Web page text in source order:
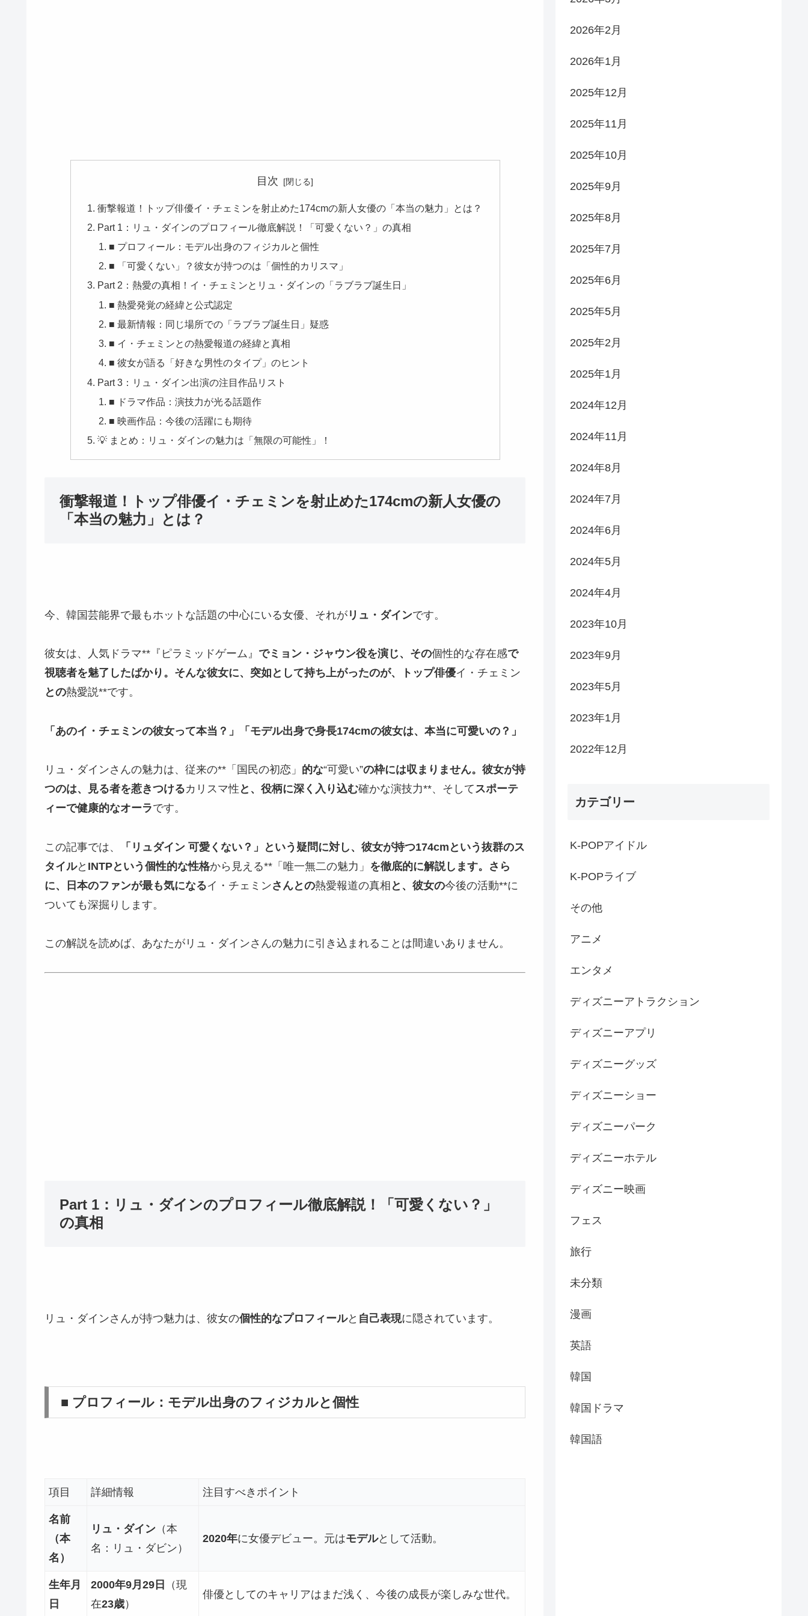
目次
衝撃報道！トップ俳優イ・チェミンを射止めた174cmの新人女優の「本当の魅力」とは？
Part 1：リュ・ダインのプロフィール徹底解説！「可愛くない？」の真相
■ プロフィール：モデル出身のフィジカルと個性
■ 「可愛くない」？彼女が持つのは「個性的カリスマ」
Part 2：熱愛の真相！イ・チェミンとリュ・ダインの「ラブラブ誕生日」
​■ 熱愛発覚の経緯と公式認定
​■ 最新情報：同じ場所での「ラブラブ誕生日」疑惑
■ イ・チェミンとの熱愛報道の経緯と真相
■ 彼女が語る「好きな男性のタイプ」のヒント
Part 3：リュ・ダイン出演の注目作品リスト
■ ドラマ作品：演技力が光る話題作
■ 映画作品：今後の活躍にも期待
💡 まとめ：リュ・ダインの魅力は「無限の可能性」！
衝撃報道！トップ俳優イ・チェミンを射止めた174cmの新人女優の
「本当の魅力」とは？
今、韓国芸能界で最もホットな話題の中心にいる女優、それが リュ・ダインです。
彼女は、人気ドラマ**『ピラミッドゲーム』 でミョン・ジャウン役を演じ、その個性的な存在感で
視聴者を魅了したばかり。そんな彼女に、突如として持ち上がったのが、トップ俳優イ・チェミン
との熱愛説**です。
「あのイ・チェミンの彼女って本当？」「モデル出身で身長174cmの彼女は、本当に可愛いの？」
リュ・ダインさんの魅力は、従来の**「国民の初恋」 的な“可愛い”の枠には収まりません。彼女が持
つのは、見る者を惹きつけるカリスマ性 と、役柄に深く入り込む確かな演技力**、そしてスポーテ
ィーで健康的なオーラです。
この記事では、
「リュダイン 可愛くない？」という疑問に対し、彼女が持つ174cmという抜群のス
タイルと INTPという個性的な性格から見える**「唯一無二の魅力」 を徹底的に解説します。さら
に、日本のファンが最も気になるイ・チェミンさんとの熱愛報道の真相 と、彼女の今後の活動**に
ついても深掘りします。
この解説を読めば、あなたがリュ・ダインさんの魅力に引き込まれることは間違いありません。
Part 1：リュ・ダインのプロフィール徹底解説！「可愛くない？」
の真相
リュ・ダインさんが持つ魅力は、彼女の個性的なプロフィールと 自己表現に隠されています。
■ プロフィール：モデル出身のフィジカルと個性
項目 詳細情報 注目すべきポイント
名前
（本
名）
リュ・ダイン （本
名：リュ・ダビン）
2020年に女優デビュー。元はモデルとして活動。
生年月
日
2000年9月29日
（現
在23歳）
俳優としてのキャリアはまだ浅く、今後の成長が楽しみな世代。
2026年2月
2026年1月
2025年12月
2025年11月
2025年10月
2025年9月
2025年8月
2025年7月
2025年6月
2025年5月
2025年2月
2025年1月
2024年12月
2024年11月
2024年8月
2024年7月
2024年6月
2024年5月
2024年4月
2023年10月
2023年9月
2023年5月
2023年1月
2022年12月
カテゴリー
K-POPアイドル
K-POPライブ
その他
アニメ
エンタメ
ディズニーアトラクション
ディズニーアプリ
ディズニーグッズ
ディズニーショー
ディズニーパーク
ディズニーホテル
ディズニー映画
フェス
旅行
未分類
漫画
英語
韓国
韓国ドラマ
韓国語